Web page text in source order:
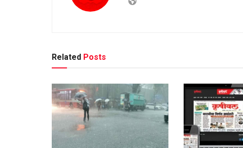
Related Posts